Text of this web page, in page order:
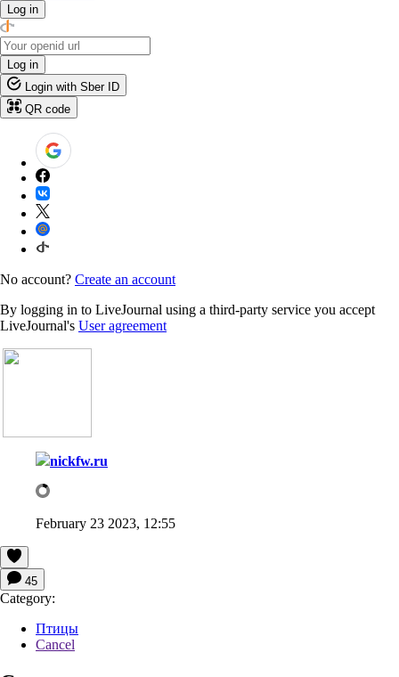
Log in
Log in
Login with Sber ID
QR code
No account? Create an account
By logging in to LiveJournal using a third-party service you accept
LiveJournal's User agreement
nickfw.ru
February 23 2023, 12:55
45
Category:
Птицы
Cancel